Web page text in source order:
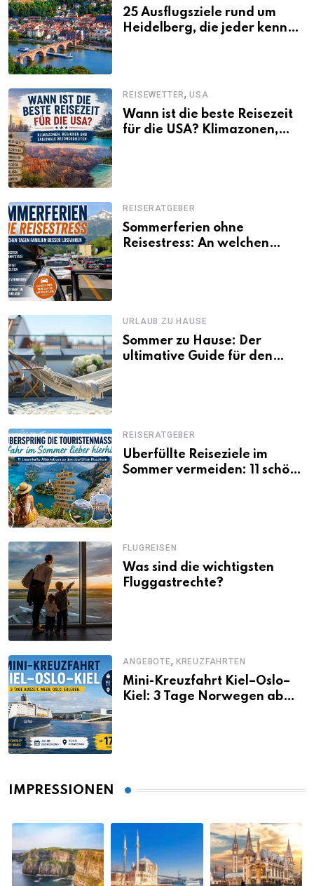
25 Ausflugsziele rund um
Heidelberg, die jeder kennen
REISEWETTER,USA
Wann ist die beste Reisezeit
für die USA? Klimazonen,
REISERATGEBER
Sommerferien ohne
Reisestress: An welchen
URLAUB ZU HAUSE
Sommer zu Hause: Der
ultimative Guide für den
REISERATGEBER
Überfüllte Reiseziele im
Sommer vermeiden: 11 schöne
FLUGREISEN
Was sind die wichtigsten
Fluggastrechte?
ANGEBOTE, KREUZFAHRTEN
Mini-Kreuzfahrt Kiel–Oslo–
Kiel: 3 Tage Norwegen ab
IMPRESSIONEN